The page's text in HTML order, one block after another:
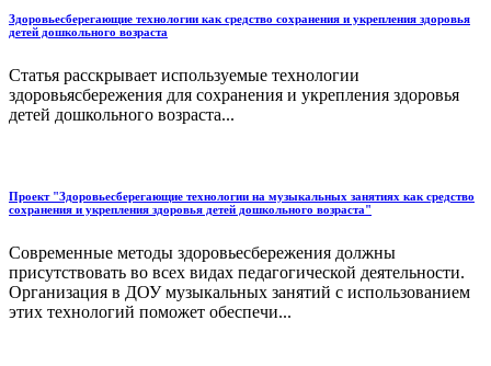
Здоровьесберегающие технологии как средство сохранения и укрепления здоровья
детей дошкольного возраста
Статья расскрывает используемые технологии
здоровьясбережения для сохранения и укрепления здоровья
детей дошкольного возраста...
Проект "Здоровьесберегающие технологии на музыкальных занятиях как средство
сохранения и укрепления здоровья детей дошкольного возраста"
Современные методы здоровьесбережения должны
присутствовать во всех видах педагоги­ческой деятельности.
Организация в ДОУ музыкальных заня­тий с использованием
этих технологий поможет обеспечи...